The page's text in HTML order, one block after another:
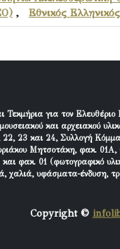
, Εθνικός
για τον
και αρχειακού
22, 23 και 24, Συλλογή
Μητσοτάκη, φακ.
φακ. 01 (φωτογραφικό
χαλιά, υφάσματα-ένδυση,
Copyright ©